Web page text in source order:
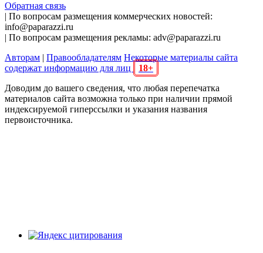
Обратная связь
| По вопросам размещения коммерческих новостей:
info@paparazzi.ru
| По вопросам размещения рекламы: adv@paparazzi.ru
Авторам | Правообладателям Некоторые материалы сайта
содержат информацию для лиц
18+
Доводим до вашего сведения, что любая перепечатка
материалов сайта возможна только при наличии прямой
индексируемой гиперссылки и указания названия
первоисточника.